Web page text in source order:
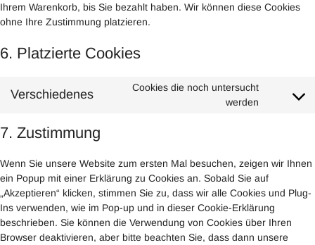
Ihrem Warenkorb, bis Sie bezahlt haben. Wir können diese Cookies
ohne Ihre Zustimmung platzieren.
6. Platzierte Cookies
Verschiedenes
Cookies die noch untersucht
werden
Consent
7. Zustimmung
Wenn Sie unsere Website zum ersten Mal besuchen, zeigen wir Ihnen
ein Popup mit einer Erklärung zu Cookies an. Sobald Sie auf
„Akzeptieren“ klicken, stimmen Sie zu, dass wir alle Cookies und Plug-
Ins verwenden, wie im Pop-up und in dieser Cookie-Erklärung
beschrieben. Sie können die Verwendung von Cookies über Ihren
Browser deaktivieren, aber bitte beachten Sie, dass dann unsere